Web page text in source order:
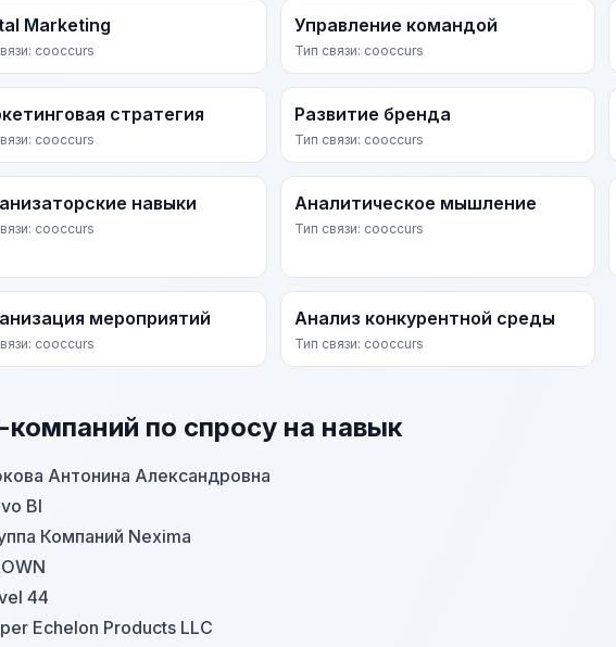
Marketing
cooccurs
Управление командой
Тип связи: cooccurs
стратегия
cooccurs
Развитие бренда
Тип связи: cooccurs
навыки
cooccurs
Аналитическое мышление
Тип связи: cooccurs
мероприятий
cooccurs
Анализ конкурентной среды
Тип связи: cooccurs
компаний по спросу на навык
Антонина Александровна
BI
Компаний Nexima
44
Echelon Products LLC